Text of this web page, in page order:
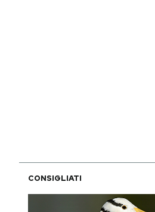
CONSIGLIATI